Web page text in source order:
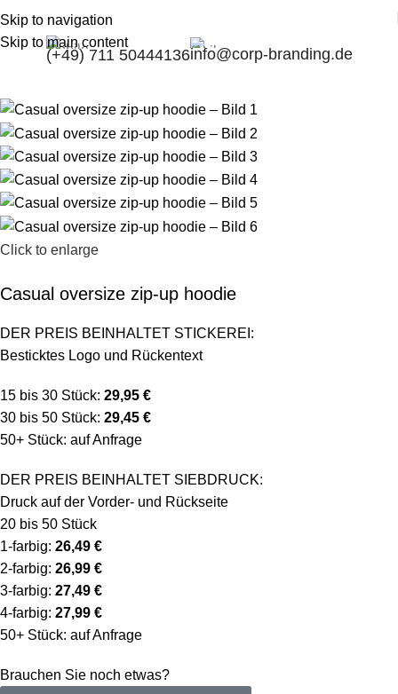
Skip to navigation
Skip to main content
(+49) 711 50444136info@corp-branding.de
Click to enlarge
Casual oversize zip-up hoodie
DER PREIS BEINHALTET STICKEREI:
Besticktes Logo und Rückentext
15 bis 30 Stück: 29,95 €
30 bis 50 Stück: 29,45 €
50+ Stück: auf Anfrage
DER PREIS BEINHALTET SIEBDRUCK:
Druck auf der Vorder- und Rückseite
20 bis 50 Stück
1-farbig: 26,49 €
2-farbig: 26,99 €
3-farbig: 27,49 €
4-farbig: 27,99 €
50+ Stück: auf Anfrage
Brauchen Sie noch etwas?